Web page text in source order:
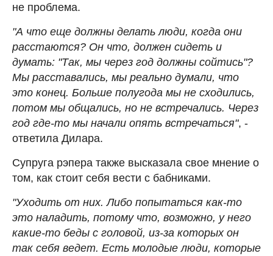
не проблема.
"А что еще должны делать люди, когда они
расстаются? Он что, должен сидеть и
думать: "Так, мы через год должны сойтись"?
Мы расставались, мы реально думали, что
это конец. Больше полугода мы не сходились,
потом мы общались, но не встречались. Через
год где-то мы начали опять встречаться", -
ответила Дилара.
Супруга рэпера также высказала свое мнение о
том, как стоит себя вести с бабниками.
"Уходить от них. Либо попытаться как-то
это наладить, потому что, возможно, у него
какие-то беды с головой, из-за которых он
так себя ведет. Есть молодые люди, которые